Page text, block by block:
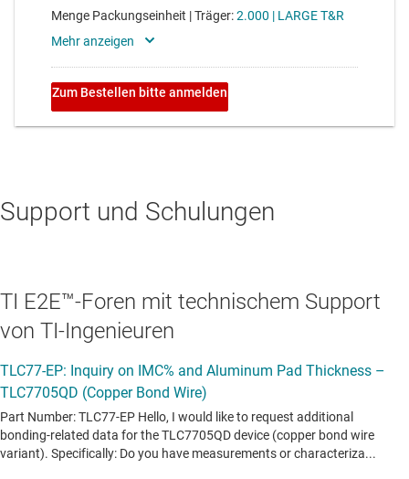
Support und Schulungen
TI E2E™-Foren mit technischem Support
von TI-Ingenieuren